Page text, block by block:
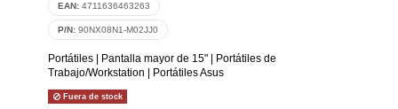
EAN: 4711636463263
P/N: 90NX08N1-M02JJ0
Portátiles| Pantalla mayor de 15"|
Portátiles de
Trabajo/Workstation
Portátiles Asus
Fuera de stock